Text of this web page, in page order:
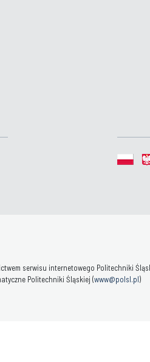
serwisu internetowego Politechniki
Politechniki Śląskiej (www@polsl.pl)